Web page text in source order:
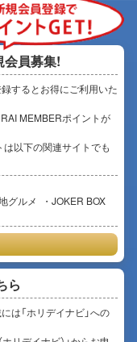
会員募集!
するとお得にご利用いた
MEMBERポイントが
は以下の関連サイトでも
グルメ
JOKER BOX
ら
は「ホリデイナビ」への